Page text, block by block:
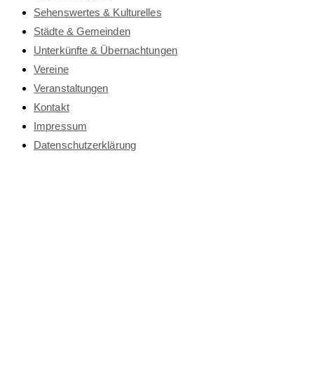
Sehenswertes & Kulturelles
Städte & Gemeinden
Unterkünfte & Übernachtungen
Vereine
Veranstaltungen
Kontakt
Impressum
Datenschutz­erklärung